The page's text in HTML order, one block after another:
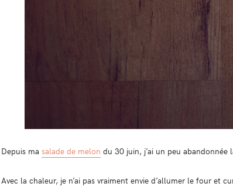
Depuis ma salade de melon du 30 juin, j’ai un peu
Avec la chaleur, je n’ai pas vraiment envie d’allumer le four et